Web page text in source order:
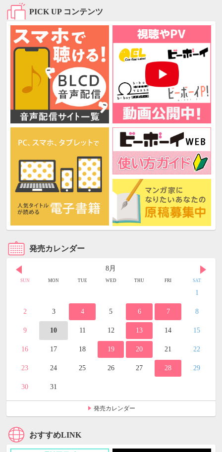
PICK UP コンテンツ
発売カレンダー
8月
SUN MON TUE WED THU FRI SAT
1
2 3 4 5 6 7 8
9 10 11 12 13 14 15
16 17 18 19 20 21 22
23 24 25 26 27 28 29
30 31
発売カレンダー
おすすめLINK